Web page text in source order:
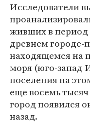
Исследователи
живших в период
древнем городе-
находящемся на
моря (юго-запад
поселения на
еще восемь
город появился
назад.